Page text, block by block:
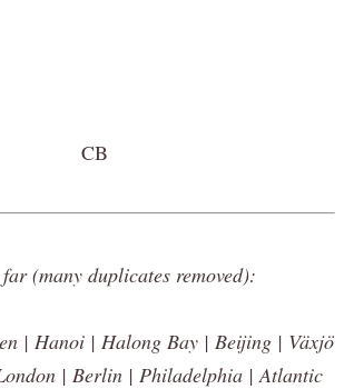
CB
(many duplicates removed):
| Hanoi | Halong Bay | Beijing | Växjö
| Berlin | Philadelphia | Atlantic